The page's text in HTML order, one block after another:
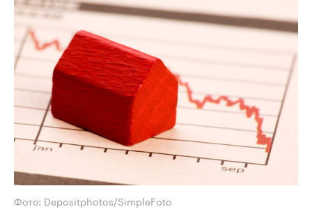
Фото: Depositphotos/SimpleFoto